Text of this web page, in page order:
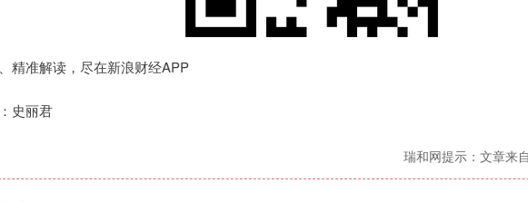
精准解读，尽在新浪财经APP
史丽君
瑞和网提示：文章来